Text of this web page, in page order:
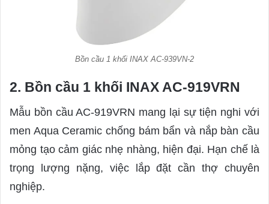
Bồn cầu 1 khối INAX AC-939VN-2
2. Bồn cầu 1 khối INAX AC-919VRN
Mẫu bồn cầu AC-919VRN mang lại sự tiện nghi với
men Aqua Ceramic chống bám bẩn và nắp bàn cầu
mỏng tạo cảm giác nhẹ nhàng, hiện đại. Hạn chế là
trọng lượng nặng, việc lắp đặt cần thợ chuyên
nghiệp.